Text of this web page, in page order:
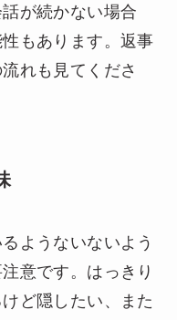
が続かない場合
もあります。返事
れも見てくださ
ようないないよう
意です。はっきり
ど隠したい、また